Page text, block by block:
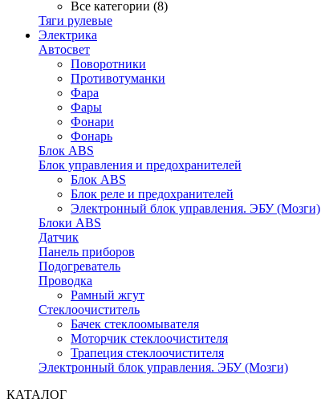
Все категории (8)
Тяги рулевые
Электрика
Автосвет
Поворотники
Противотуманки
Фара
Фары
Фонари
Фонарь
Блок ABS
Блок управления и предохранителей
Блок ABS
Блок реле и предохранителей
Электронный блок управления. ЭБУ (Мозги)
Блоки ABS
Датчик
Панель приборов
Подогреватель
Проводка
Рамный жгут
Стеклоочиститель
Бачек стеклоомывателя
Моторчик стеклоочистителя
Трапеция стеклоочистителя
Электронный блок управления. ЭБУ (Мозги)
КАТАЛОГ